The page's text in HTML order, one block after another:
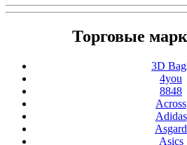
Торговые
3D
4you
8848
Across
Adidas
Asgard
Asics